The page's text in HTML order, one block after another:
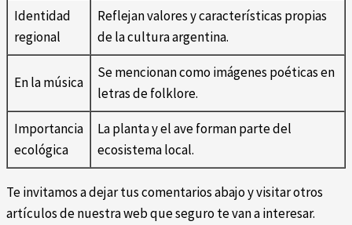
Identidad
regional
Reflejan valores y características propias
de la cultura argentina.
En la música
Se mencionan como imágenes poéticas en
letras de folklore.
Importancia
ecológica
La planta y el ave forman parte del
ecosistema local.
Te invitamos a dejar tus comentarios abajo y visitar otros
artículos de nuestra web que seguro te van a interesar.